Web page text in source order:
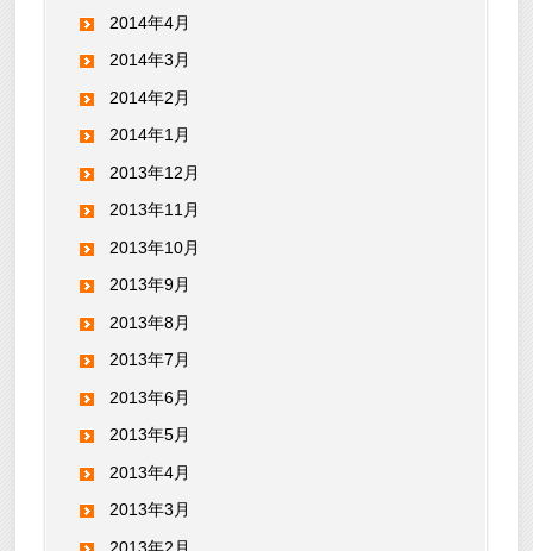
2014年4月
2014年3月
2014年2月
2014年1月
2013年12月
2013年11月
2013年10月
2013年9月
2013年8月
2013年7月
2013年6月
2013年5月
2013年4月
2013年3月
2013年2月